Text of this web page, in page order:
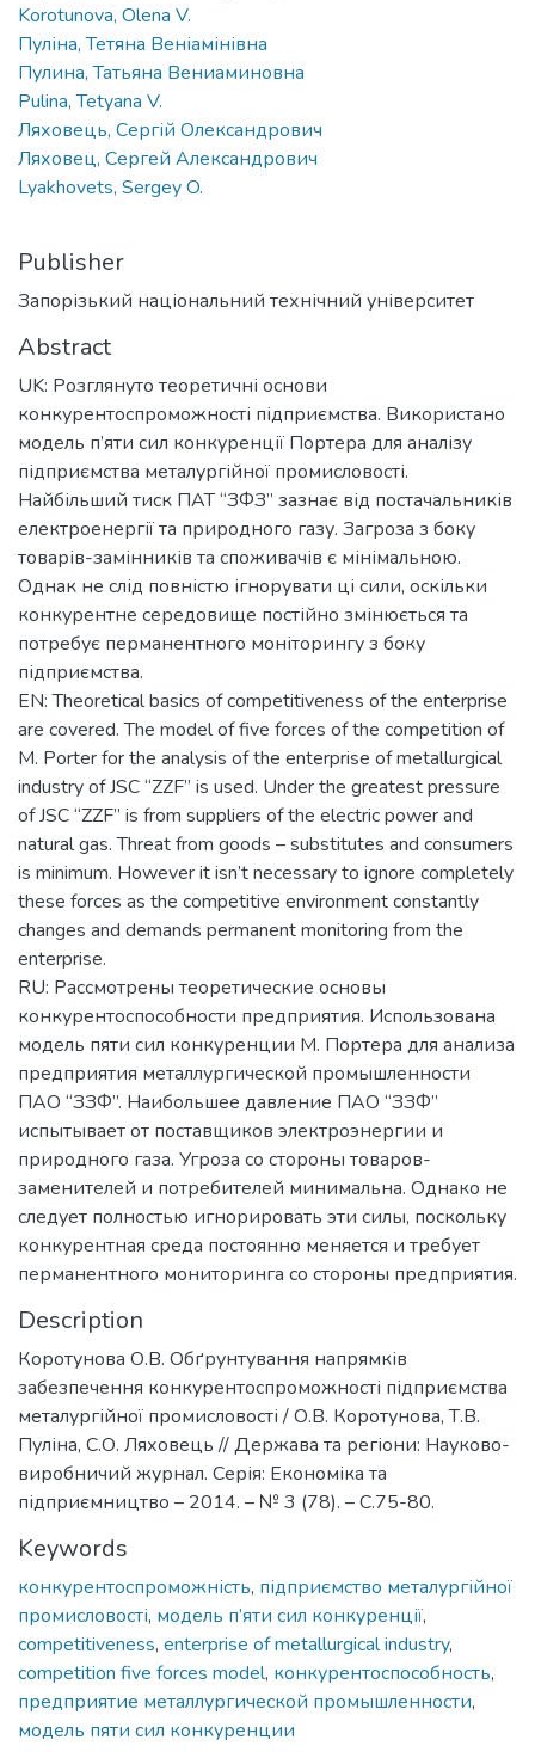
Korotunova, Olena V.
Пуліна, Тетяна Веніамінівна
Пулина, Татьяна Вениаминовна
Pulina, Tetyana V.
Ляховець, Сергій Олександрович
Ляховец, Сергей Александрович
Lyakhovets, Sergey O.
Publisher
Запорізький національний технічний університет
Abstract
UK: Розглянуто теоретичні основи
конкурентоспроможності підприємства. Використано
модель п’яти сил конкуренції Портера для аналізу
підприємства металургійної промисловості.
Найбільший тиск ПАТ “ЗФЗ” зазнає від постачальників
електроенергії та природного газу. Загроза з боку
товарів-замінників та споживачів є мінімальною.
Однак не слід повністю ігнорувати ці сили, оскільки
конкурентне середовище постійно змінюється та
потребує перманентного моніторингу з боку
підприємства.
EN: Theoretical basics of competitiveness of the enterprise
are covered. The model of five forces of the competition of
M. Porter for the analysis of the enterprise of metallurgical
industry of JSC “ZZF” is used. Under the greatest pressure
of JSC “ZZF” is from suppliers of the electric power and
natural gas. Threat from goods – substitutes and consumers
is minimum. However it isn’t necessary to ignore completely
these forces as the competitive environment constantly
changes and demands permanent monitoring from the
enterprise.
RU: Рассмотрены теоретические основы
конкурентоспособности предприятия. Использована
модель пяти сил конкуренции М. Портера для анализа
предприятия металлургической промышленности
ПАО “ЗЗФ”. Наибольшее давление ПАО “ЗЗФ”
испытывает от поставщиков электроэнергии и
природного газа. Угроза со стороны товаров-
заменителей и потребителей минимальна. Однако не
следует полностью игнорировать эти силы, поскольку
конкурентная среда постоянно меняется и требует
перманентного мониторинга со стороны предприятия.
Description
Коротунова О.В. Обґрунтування напрямків
забезпечення конкурентоспроможності підприємства
металургійної промисловості / О.В. Коротунова, Т.В.
Пуліна, С.О. Ляховець // Держава та регіони: Науково-
виробничий журнал. Серія: Економіка та
підприємництво – 2014. – № 3 (78). – С.75-80.
Keywords
конкурентоспроможність, підприємство металургійної
промисловості, модель п’яти сил конкуренції,
competitiveness, enterprise of metallurgical industry,
competition five forces model, конкурентоспособность,
предприятие металлургической промышленности,
модель пяти сил конкуренции